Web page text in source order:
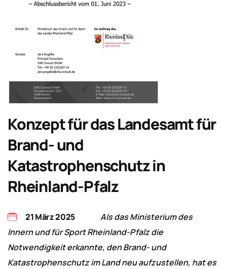
Konzept für das Landesamt für
Brand- und
Katastrophenschutz in
Rheinland-Pfalz
21 März 2025
Als das Ministerium des
Innern und für Sport Rheinland-Pfalz die
Notwendigkeit erkannte, den Brand- und
Katastrophenschutz im Land neu aufzustellen, hat es